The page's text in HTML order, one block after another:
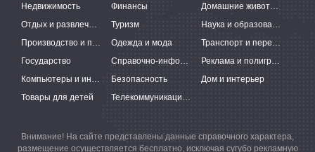
Недвижимость
Финансы
Домашние животные
Отдых и развлечения
Туризм
Наука и образование
Производство и поставки
Одежда и мода
Транспорт и перевозки
Государство
Справочно-информационные системы
Реклама и полиграфия
Компьютеры и интернет
Безопасность
Дом и интерьер
Товары для детей
Телекоммуникации и связь
Внимание! На сайте представлены данные справочного характера,
размещение осуществляется бесплатно, исключая сугубо рекламную